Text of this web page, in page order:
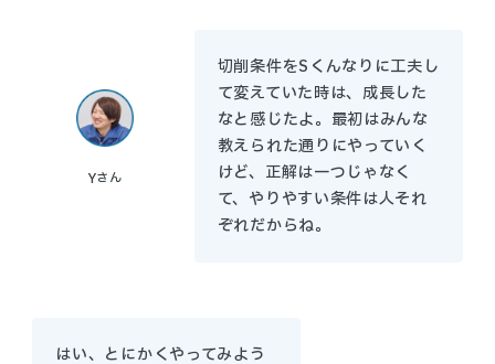
Yさん
切削条件をSくんなりに工夫し
て変えていた時は、成長した
なと感じたよ。最初はみんな
教えられた通りにやっていく
けど、正解は一つじゃなく
て、やりやすい条件は人それ
ぞれだからね。
はい、とにかくやってみよう